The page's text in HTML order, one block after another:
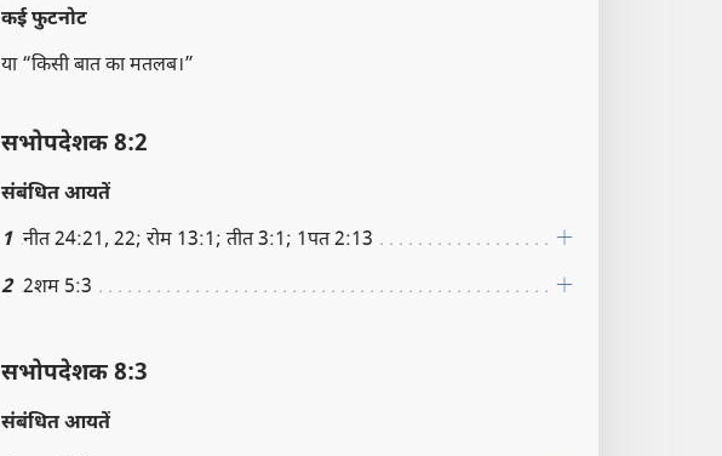
कई फुटनोट
या “किसी बात का मतलब।”
सभोपदेशक 8:2
संबंधित आयतें
1 नीत 24:21, 22; रोम 13:1; तीत 3:1; 1पत 2:13
2 2शम 5:3
सभोपदेशक 8:3
संबंधित आयतें